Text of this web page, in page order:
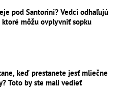
pod Santorini? Vedci odhaľujú
ktoré môžu ovplyvniť sopku
keď prestanete jesť mliečne
Toto by ste mali vedieť